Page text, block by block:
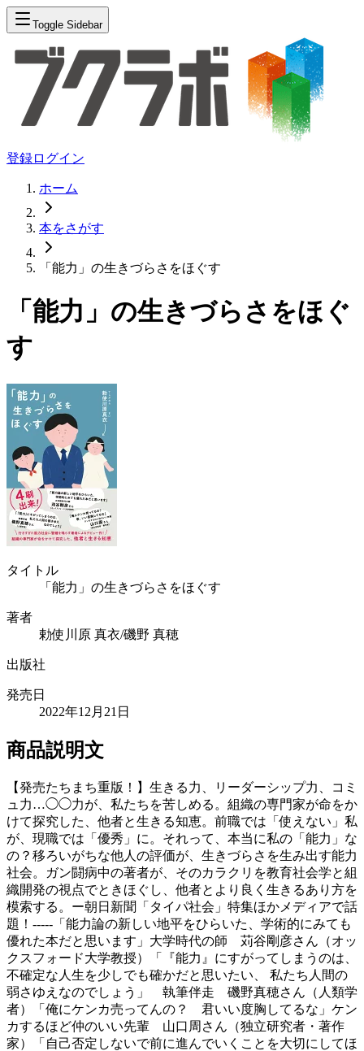
Toggle Sidebar
登録ログイン
ホーム
本をさがす
「能力」の生きづらさをほぐす
「能力」の生きづらさをほぐ
す
タイトル
「能力」の生きづらさをほぐす
著者
勅使川原 真衣/磯野 真穂
出版社
発売日
2022年12月21日
商品説明文
【発売たちまち重版！】生きる力、リーダーシップ力、コミ
ュ力…◯◯力が、私たちを苦しめる。組織の専門家が命をか
けて探究した、他者と生きる知恵。前職では「使えない」私
が、現職では「優秀」に。それって、本当に私の「能力」な
の？移ろいがちな他人の評価が、生きづらさを生み出す能力
社会。ガン闘病中の著者が、そのカラクリを教育社会学と組
織開発の視点でときほぐし、他者とより良く生きるあり方を
模索する。ー朝日新聞「タイパ社会」特集ほかメディアで話
題！-----「能力論の新しい地平をひらいた、学術的にみても
優れた本だと思います」大学時代の師 苅谷剛彦さん（オッ
クスフォード大学教授）「『能力』にすがってしまうのは、
不確定な人生を少しでも確かだと思いたい、 私たち人間の
弱さゆえなのでしょう」 執筆伴走 磯野真穂さん（人類学
者）「俺にケンカ売ってんの？ 君いい度胸してるな」ケン
カするほど仲のいい先輩 山口周さん（独立研究者・著作
家）「自己否定しないで前に進んでいくことを大切にしてほ